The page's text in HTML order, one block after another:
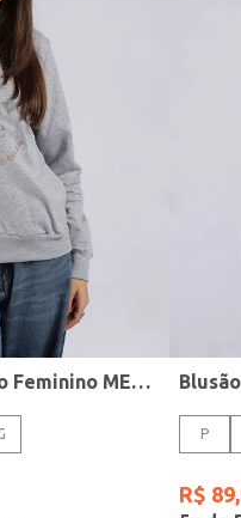
Moletom Estampado Feminino MESCLA
P
R$ 89,